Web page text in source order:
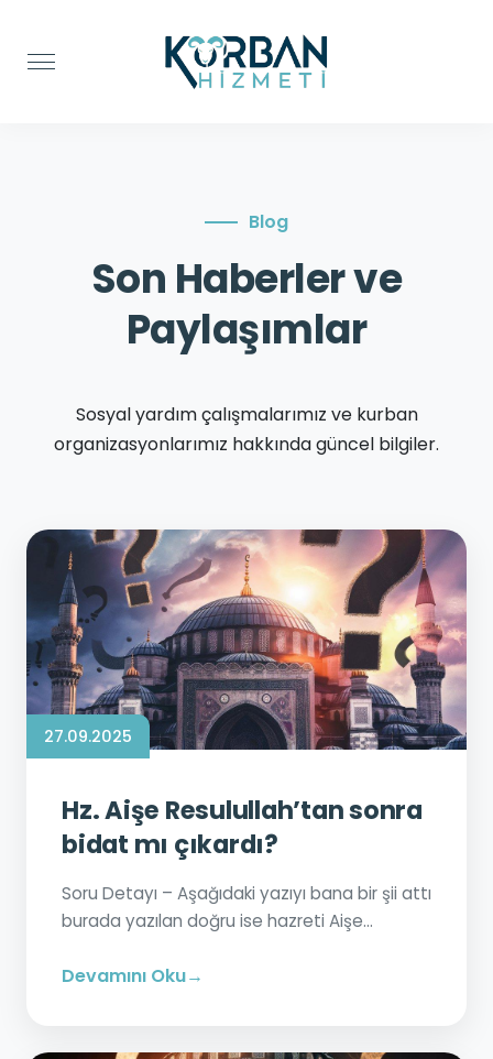
Blog
Son Haberler ve
Paylaşımlar
Sosyal yardım çalışmalarımız ve kurban
organizasyonlarımız hakkında güncel bilgiler.
27.09.2025
Hz. Aişe Resulullah’tan sonra
bidat mı çıkardı?
Soru Detayı – Aşağıdaki yazıyı bana bir şii attı
burada yazılan doğru ise hazreti Aişe...
Devamını Oku